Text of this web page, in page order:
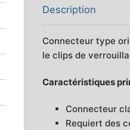
Description
Connecteur type
le clips de
Caractéristiques
Connecteur
Requiert des